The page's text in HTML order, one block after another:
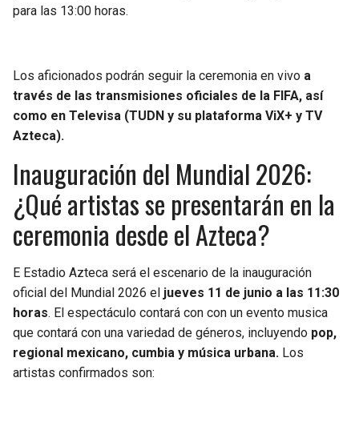
para las 13:00 horas.
Los aficionados podrán seguir la ceremonia en vivo a
través de las transmisiones oficiales de la FIFA, así
como en Televisa (TUDN y su plataforma ViX+ y TV
Azteca).
Inauguración del Mundial 2026:
¿Qué artistas se presentarán en la
ceremonia desde el Azteca?
E Estadio Azteca será el escenario de la inauguración
oficial del Mundial 2026 el jueves 11 de junio a las 11:30
horas. El espectáculo contará con con un evento musica
que contará con una variedad de géneros, incluyendo pop,
regional mexicano, cumbia y música urbana. Los
artistas confirmados son: